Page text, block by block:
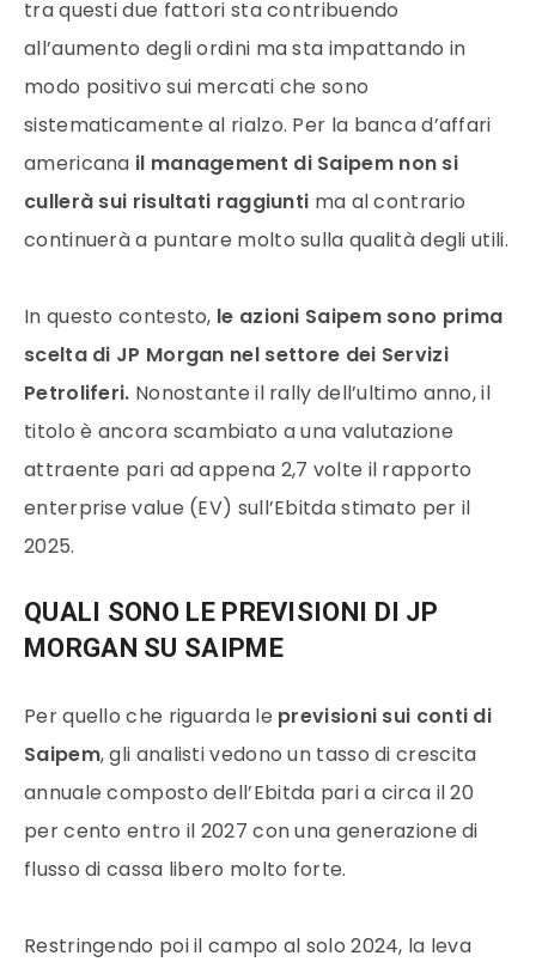
tra questi due fattori sta contribuendo
all’aumento degli ordini ma sta impattando in
modo positivo sui mercati che sono
sistematicamente al rialzo. Per la banca d’affari
americana il management di Saipem non si
cullerà sui risultati raggiunti ma al contrario
continuerà a puntare molto sulla qualità degli utili.
In questo contesto, le azioni Saipem sono prima
scelta di JP Morgan nel settore dei Servizi
Petroliferi. Nonostante il rally dell’ultimo anno, il
titolo è ancora scambiato a una valutazione
attraente pari ad appena 2,7 volte il rapporto
enterprise value (EV) sull’Ebitda stimato per il
2025.
QUALI SONO LE PREVISIONI DI JP
MORGAN SU SAIPME
Per quello che riguarda le previsioni sui conti di
Saipem, gli analisti vedono un tasso di crescita
annuale composto dell’Ebitda pari a circa il 20
per cento entro il 2027 con una generazione di
flusso di cassa libero molto forte.
Restringendo poi il campo al solo 2024, la leva